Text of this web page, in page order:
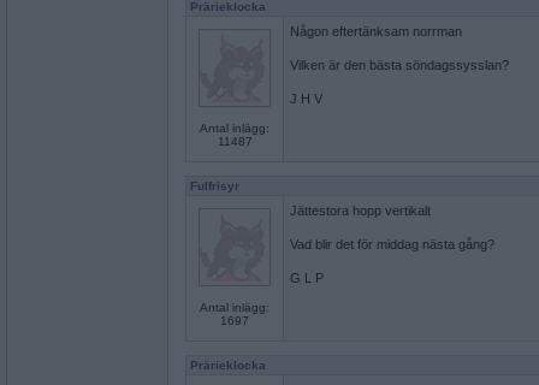
Prärieklocka
Antal inlägg:
11487
Någon eftertänksam norrman
Vilken är den bästa söndagssysslan?
J H V
Fulfrisyr
Antal inlägg:
1697
Jättestora hopp vertikalt
Vad blir det för middag nästa gång?
G L P
Prärieklocka